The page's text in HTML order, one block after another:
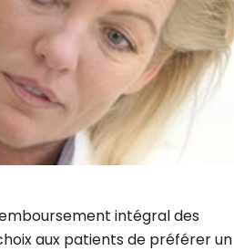
intégral des
aux patients de préférer un